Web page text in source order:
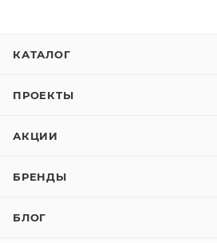
КАТАЛОГ
ПРОЕКТЫ
АКЦИИ
БРЕНДЫ
БЛОГ